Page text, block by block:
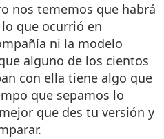
nos tememos que habrá
que ocurrió en
ni la modelo
alguno de los cientos
con ella tiene algo que
que sepamos lo
que des tu versión y